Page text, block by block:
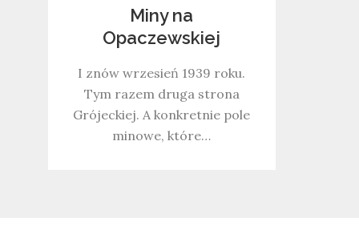
Miny na
Opaczewskiej
I znów wrzesień 1939 roku.
Tym razem druga strona
Grójeckiej. A konkretnie pole
minowe, które…